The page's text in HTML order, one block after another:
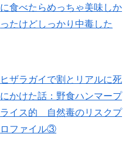
に食べたらめっちゃ美味しか
ったけどしっかり中毒した
ヒザラガイで割とリアルに死
にかけた話：野食ハンマープ
ライス的 自然毒のリスクプ
ロファイル③